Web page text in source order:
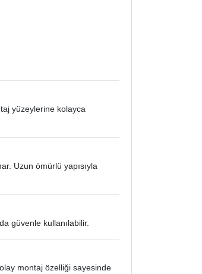
yüzeylerine kolayca
Uzun ömürlü yapısıyla
güvenle kullanılabilir.
montaj özelliği sayesinde